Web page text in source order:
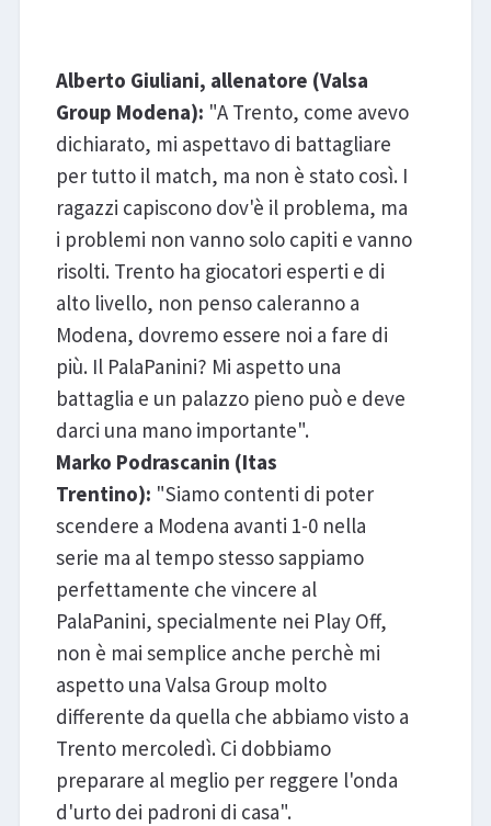
Alberto Giuliani, allenatore (Valsa
Group Modena): "A Trento, come avevo
dichiarato, mi aspettavo di battagliare
per tutto il match, ma non è stato così. I
ragazzi capiscono dov'è il problema, ma
i problemi non vanno solo capiti e vanno
risolti. Trento ha giocatori esperti e di
alto livello, non penso caleranno a
Modena, dovremo essere noi a fare di
più. Il PalaPanini? Mi aspetto una
battaglia e un palazzo pieno può e deve
darci una mano importante".
Marko Podrascanin (Itas
Trentino): "Siamo contenti di poter
scendere a Modena avanti 1-0 nella
serie ma al tempo stesso sappiamo
perfettamente che vincere al
PalaPanini, specialmente nei Play Off,
non è mai semplice anche perchè mi
aspetto una Valsa Group molto
differente da quella che abbiamo visto a
Trento mercoledì. Ci dobbiamo
preparare al meglio per reggere l'onda
d'urto dei padroni di casa".